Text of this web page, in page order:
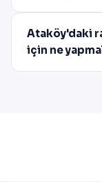
Ataköy'daki
için ne